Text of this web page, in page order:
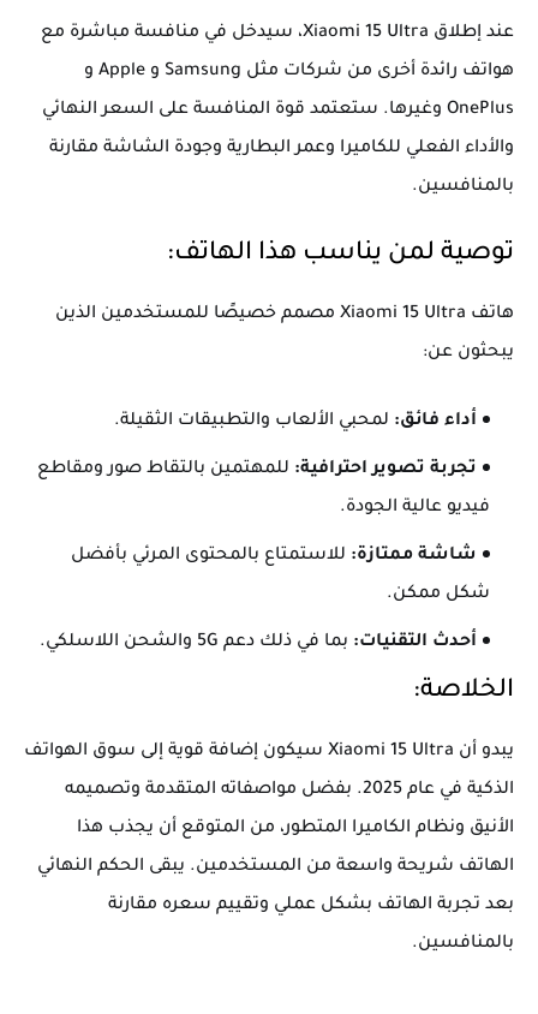
عند إطلاق Xiaomi 15 Ultra، سيدخل في منافسة مباشرة مع
هواتف رائدة أخرى من شركات مثل Samsung و Apple و
OnePlus وغيرها. ستعتمد قوة المنافسة على السعر النهائي
والأداء الفعلي للكاميرا وعمر البطارية وجودة الشاشة مقارنة
بالمنافسين.
توصية لمن يناسب هذا الهاتف:
هاتف Xiaomi 15 Ultra مصمم خصيصًا للمستخدمين الذين
يبحثون عن:
أداء فائق: لمحبي الألعاب والتطبيقات الثقيلة.
تجربة تصوير احترافية: للمهتمين بالتقاط صور ومقاطع
فيديو عالية الجودة.
شاشة ممتازة: للاستمتاع بالمحتوى المرئي بأفضل
شكل ممكن.
أحدث التقنيات: بما في ذلك دعم 5G والشحن اللاسلكي.
الخلاصة:
يبدو أن Xiaomi 15 Ultra سيكون إضافة قوية إلى سوق الهواتف
الذكية في عام 2025. بفضل مواصفاته المتقدمة وتصميمه
الأنيق ونظام الكاميرا المتطور، من المتوقع أن يجذب هذا
الهاتف شريحة واسعة من المستخدمين. يبقى الحكم النهائي
بعد تجربة الهاتف بشكل عملي وتقييم سعره مقارنة
بالمنافسين.